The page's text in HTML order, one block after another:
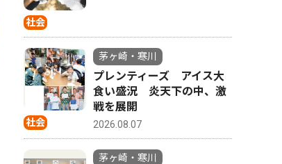
文化
社会
社会
茅ヶ崎・寒川
プレンティーズ アイス大
食い盛況 炎天下の中、激
戦を展開
2026.08.07
茅ヶ崎・寒川